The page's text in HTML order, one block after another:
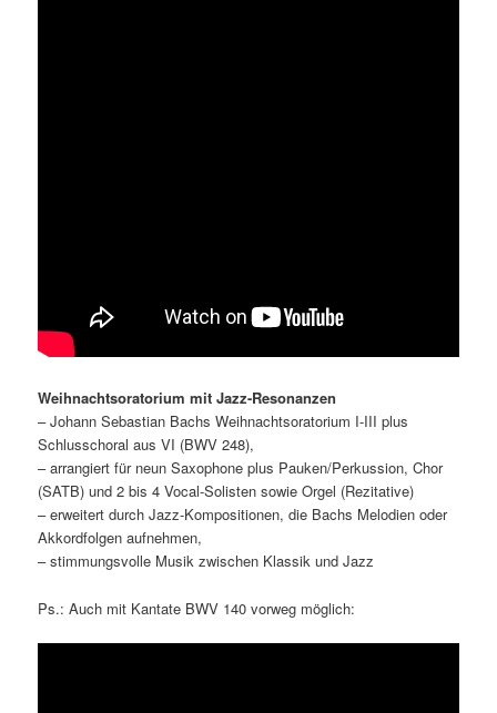
Weihnachtsoratorium mit Jazz-Resonanzen
– Johann Sebastian Bachs Weihnachtsoratorium I-III plus
Schlusschoral aus VI (BWV 248),
– arrangiert für neun Saxophone plus Pauken/Perkussion, Chor
(SATB) und 2 bis 4 Vocal-Solisten sowie Orgel (Rezitative)
– erweitert durch Jazz-Kompositionen, die Bachs Melodien oder
Akkordfolgen aufnehmen,
– stimmungsvolle Musik zwischen Klassik und Jazz
Ps.: Auch mit Kantate BWV 140 vorweg möglich: